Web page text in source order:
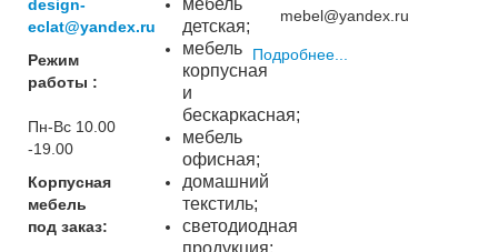
design-
eclat@yandex.ru
Режим
работы :
Пн-Вс 10.00
-19.00
Корпусная
мебель
под заказ:
мебель
детская;
мебель
корпусная
и
бескаркасная;
мебель
офисная;
домашний
текстиль;
светодиодная
продукция;
mebel@yandex.ru
Подробнее...